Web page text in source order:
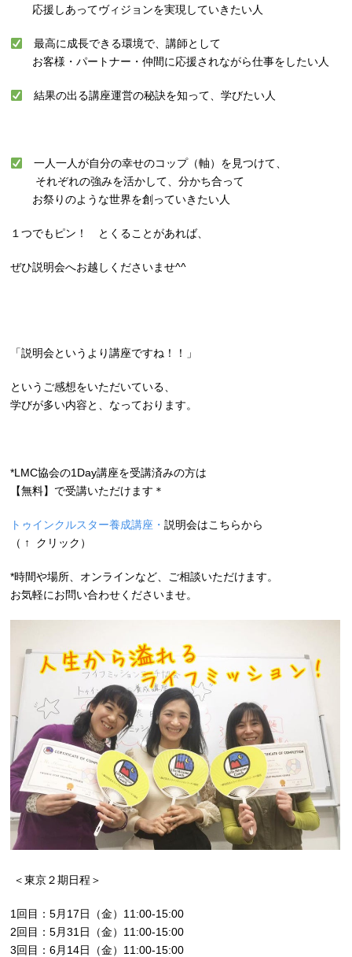
応援しあってヴィジョンを実現していきたい人
最高に成長できる環境で、講師として
お客様・パートナー・仲間に応援されながら仕事をしたい人
結果の出る講座運営の秘訣を知って、学びたい人
一人一人が自分の幸せのコップ（軸）を見つけて、
それぞれの強みを活かして、分かち合って
お祭りのような世界を創っていきたい人
１つでもピン！ とくることがあれば、
ぜひ説明会へお越しくださいませ^^
「説明会というより講座ですね！！」
というご感想をいただいている、
学びが多い内容と、なっております。
*LMC協会の1Day講座を受講済みの方は
【無料】で受講いただけます＊
トゥインクルスター養成講座・説明会はこちらから
（ ↑ クリック）
*時間や場所、オンラインなど、ご相談いただけます。
お気軽にお問い合わせくださいませ。
＜東京２期日程＞
1回目：5月17日（金）11:00-15:00
2回目：5月31日（金）11:00-15:00
3回目：6月14日（金）11:00-15:00